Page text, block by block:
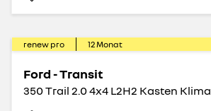
renew pro 12Monat
Ford - Transit
350 Trail 2.0 4x4 L2H2 Kasten Klima